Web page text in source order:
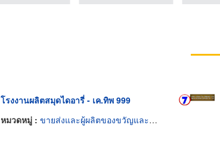
โรงงานผลิตสมุดไดอารี่ - เค.ทิพ 999
หมวดหมู่ : ขายส่งและผู้ผลิตของขวัญและของชำร่วย